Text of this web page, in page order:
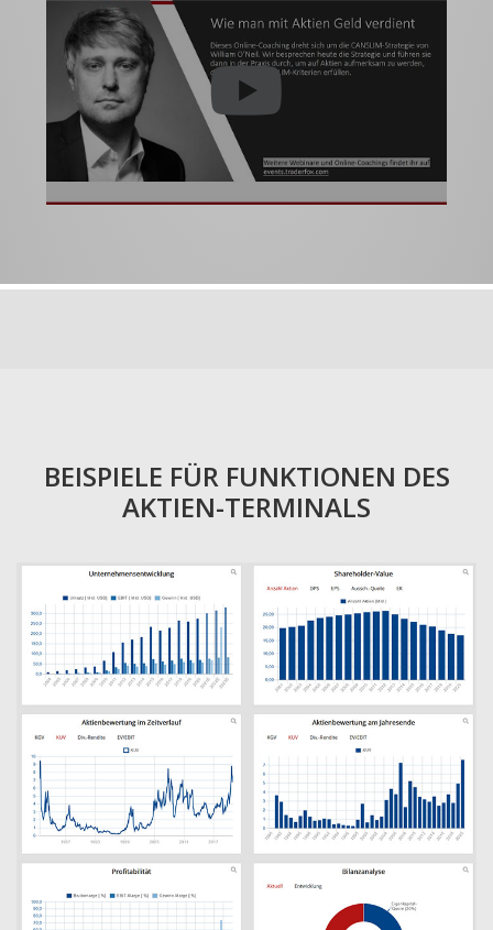
BEISPIELE FÜR FUNKTIONEN DES
AKTIEN-TERMINALS